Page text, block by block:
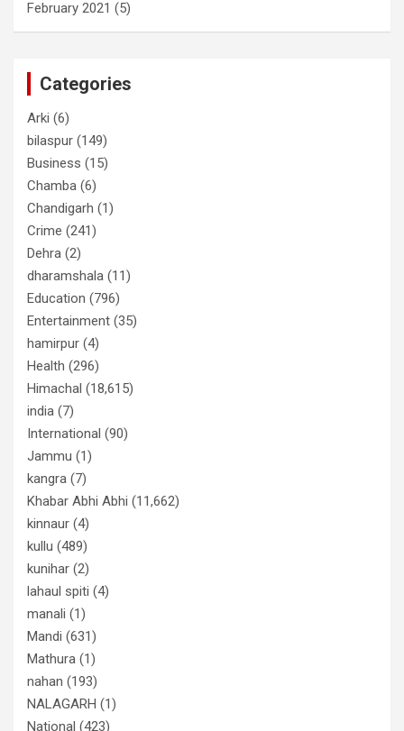
February 2021 (5)
Categories
Arki (6)
bilaspur (149)
Business (15)
Chamba (6)
Chandigarh (1)
Crime (241)
Dehra (2)
dharamshala (11)
Education (796)
Entertainment (35)
hamirpur (4)
Health (296)
Himachal (18,615)
india (7)
International (90)
Jammu (1)
kangra (7)
Khabar Abhi Abhi (11,662)
kinnaur (4)
kullu (489)
kunihar (2)
lahaul spiti (4)
manali (1)
Mandi (631)
Mathura (1)
nahan (193)
NALAGARH (1)
National (423)